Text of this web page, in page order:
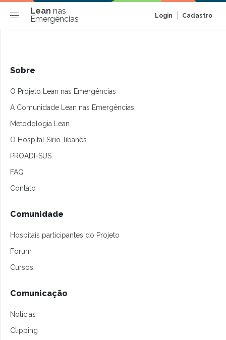
Lean nas
Emergências
Login Cadastro
Sobre
O Projeto Lean nas Emergências
A Comunidade Lean nas Emergências
Metodologia Lean
O Hospital Sírio-libanês
PROADI-SUS
FAQ
Contato
Comunidade
Hospitais participantes do Projeto
Forum
Cursos
Comunicação
Notícias
Clipping